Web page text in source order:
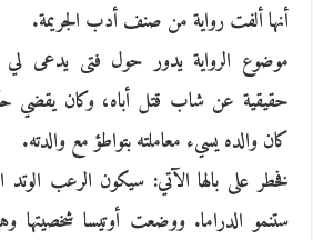
أنها ألفت رواية من صنف أدب الجريمة.
موضوع الرواية يدور حول فتى يدعى لي
حقيقية عن شاب قتل أباه، وكان يقضي
كان والده يسيء معاملته بتواطؤ مع والدته.
فخطر على بالها الآتي: سيكون الرعب
ستنمو الدراما. ووضعت أوتيسا شخصيتها